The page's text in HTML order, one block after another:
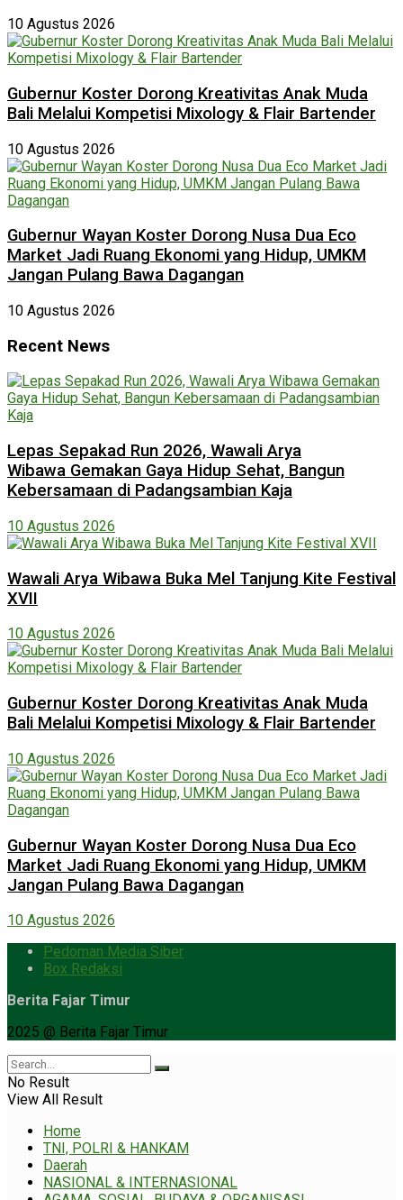
10 Agustus 2026
Gubernur Koster Dorong Kreativitas Anak Muda
Bali Melalui Kompetisi Mixology & Flair Bartender
10 Agustus 2026
Gubernur Wayan Koster Dorong Nusa Dua Eco
Market Jadi Ruang Ekonomi yang Hidup, UMKM
Jangan Pulang Bawa Dagangan
10 Agustus 2026
Recent News
Lepas Sepakad Run 2026, Wawali Arya
Wibawa Gemakan Gaya Hidup Sehat, Bangun
Kebersamaan di Padangsambian Kaja
10 Agustus 2026
Wawali Arya Wibawa Buka Mel Tanjung Kite Festival
XVII
10 Agustus 2026
Gubernur Koster Dorong Kreativitas Anak Muda
Bali Melalui Kompetisi Mixology & Flair Bartender
10 Agustus 2026
Gubernur Wayan Koster Dorong Nusa Dua Eco
Market Jadi Ruang Ekonomi yang Hidup, UMKM
Jangan Pulang Bawa Dagangan
10 Agustus 2026
Pedoman Media Siber
Box Redaksi
Berita Fajar Timur
2025 @ Berita Fajar Timur
No Result
View All Result
Home
TNI, POLRI & HANKAM
Daerah
NASIONAL & INTERNASIONAL